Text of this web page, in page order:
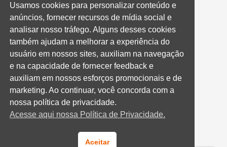
Salão de Festa
Política de Privacidade
CONVENÇÃO COLETIVA E ACORDOS
Convenções Coletivas
Banco do Brasil
Caixa Econômica Federal
Banrisul
Privados
Cooperativas e Financeiras
Usamos cookies para personalizar conteúdo e
anúncios, fornecer recursos de mídia social e
analisar nosso tráfego. Alguns desses cookies
também ajudam a melhorar a experiência do
usuário em nossos sites, auxiliam na navegação
e na capacidade de fornecer feedback e
auxiliam em nossos esforços promocionais e de
marketing. Ao continuar, você concorda com a
nossa política de privacidade.
Acesse aqui nossa Política de Privacidade.
Aceitar